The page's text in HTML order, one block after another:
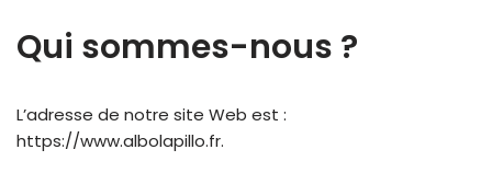
Qui sommes-nous ?
L’adresse de notre site Web est :
https://www.albolapillo.fr.